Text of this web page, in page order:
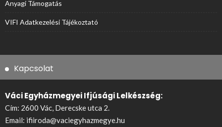
Anyagi Támogatás
VIFI Adatkezelési Tájékoztató
Kapcsolat
Váci Egyházmegyei Ifjúsági Lelkészség:
Cím: 2600 Vác, Derecske utca 2.
Email: ifiiroda@vaciegyhazmegye.hu